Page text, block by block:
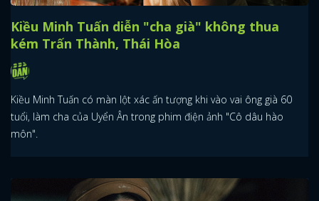
Kiều Minh Tuấn diễn "cha già" không thua
kém Trấn Thành, Thái Hòa
Kiều Minh Tuấn có màn lột xác ấn tượng khi vào vai ông già 60
tuổi, làm cha của Uyển Ân trong phim điện ảnh "Cô dâu hào
môn".